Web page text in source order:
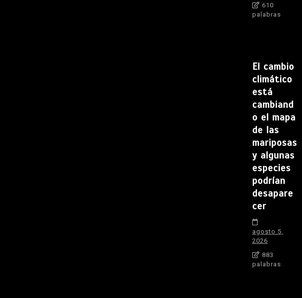
610
palabras
El cambio
climático
está
cambiand
o el mapa
de las
mariposas
y algunas
especies
podrían
desapare
cer
agosto 5,
2026
883
palabras